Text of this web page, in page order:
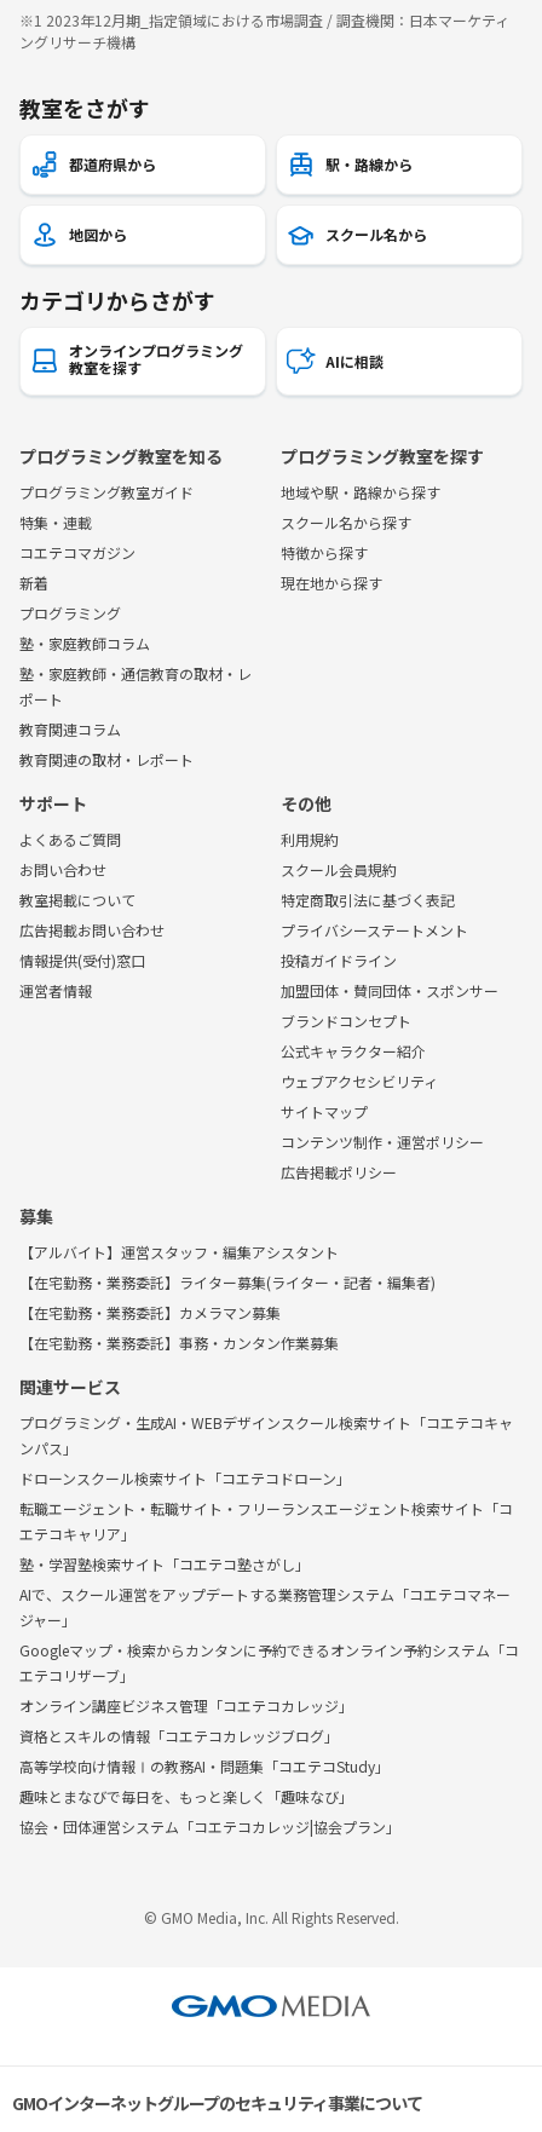
※1 2023年12月期_指定領域における市場調査 / 調査機関：日本マーケティ
ングリサーチ機構
教室をさがす
都道府県から 駅・路線から
地図から スクール名から
カテゴリからさがす
オンラインプログラミング
教室を探す
AIに相談
プログラミング教室を知る
プログラミング教室ガイド
特集・連載
コエテコマガジン
新着
プログラミング
塾・家庭教師コラム
塾・家庭教師・通信教育の取材・レ
ポート
教育関連コラム
教育関連の取材・レポート
プログラミング教室を探す
地域や駅・路線から探す
スクール名から探す
特徴から探す
現在地から探す
サポート
よくあるご質問
お問い合わせ
教室掲載について
広告掲載お問い合わせ
情報提供(受付)窓口
運営者情報
その他
利用規約
スクール会員規約
特定商取引法に基づく表記
プライバシーステートメント
投稿ガイドライン
加盟団体・賛同団体・スポンサー
ブランドコンセプト
公式キャラクター紹介
ウェブアクセシビリティ
サイトマップ
コンテンツ制作・運営ポリシー
広告掲載ポリシー
募集
【アルバイト】運営スタッフ・編集アシスタント
【在宅勤務・業務委託】ライター募集(ライター・記者・編集者)
【在宅勤務・業務委託】カメラマン募集
【在宅勤務・業務委託】事務・カンタン作業募集
関連サービス
プログラミング・生成AI・WEBデザインスクール検索サイト「コエテコキャ
ンパス」
ドローンスクール検索サイト「コエテコドローン」
転職エージェント・転職サイト・フリーランスエージェント検索サイト「コ
エテコキャリア」
塾・学習塾検索サイト「コエテコ塾さがし」
AIで、スクール運営をアップデートする業務管理システム「コエテコマネー
ジャー」
Googleマップ・検索からカンタンに予約できるオンライン予約システム「コ
エテコリザーブ」
オンライン講座ビジネス管理「コエテコカレッジ」
資格とスキルの情報「コエテコカレッジブログ」
高等学校向け情報Ⅰの教務AI・問題集「コエテコStudy」
趣味とまなびで毎日を、もっと楽しく「趣味なび」
協会・団体運営システム「コエテコカレッジ|協会プラン」
© GMO Media, Inc. All Rights Reserved.
GMOインターネットグループのセキュリティ事業について